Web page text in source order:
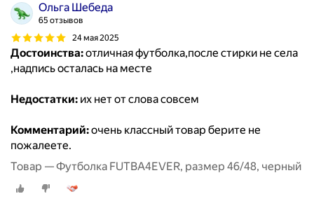
Ольга Шебеда
65 отзывов
24 мая 2025
Достоинства:отличная футболка,после стирки не села
,надпись осталась на месте
Недостатки: их нет от слова совсем
Комментарий:очень классный товар берите не
пожалеете.
Товар — Футболка FUTBA4EVER, размер 46/48, черный